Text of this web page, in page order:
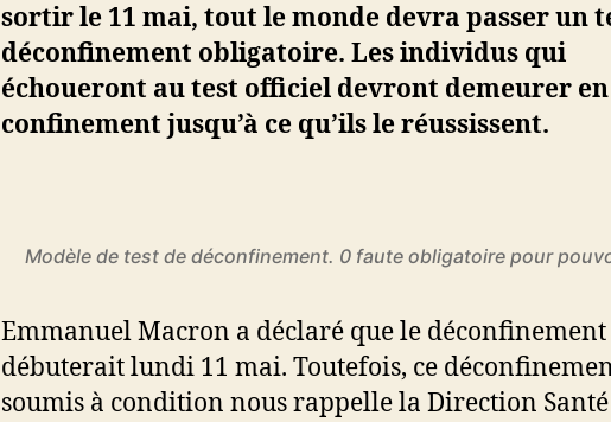
sortir le 11 mai, tout le monde devra passer un
déconfinement obligatoire. Les individus qui
échoueront au test officiel devront demeurer en
confinement jusqu’à ce qu’ils le réussissent.
Modèle de test de déconfinement. 0 faute obligatoire pour
Emmanuel Macron a déclaré que le déconfinement
débuterait lundi 11 mai. Toutefois, ce
soumis à condition nous rappelle la Direction Santé